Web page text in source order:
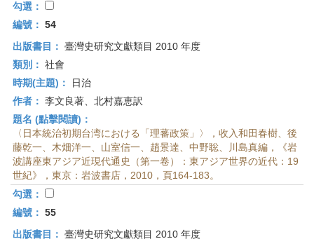
勾選：
編號： 54
出版書目： 臺灣史研究文獻類目 2010 年度
類別： 社會
時期(主題)：
日治
作者： 李文良著、北村嘉恵訳
題名 (點擊閱讀)：
〈日本統治初期台湾における「理蕃政策」〉，收入和田春樹、後
藤乾一、木畑洋一、山室信一、趙景達、中野聡、川島真編，《岩
波講座東アジア近現代通史（第一卷）：東アジア世界の近代：19
世紀》，東京：岩波書店，2010，頁164-183。
勾選：
編號： 55
出版書目： 臺灣史研究文獻類目 2010 年度